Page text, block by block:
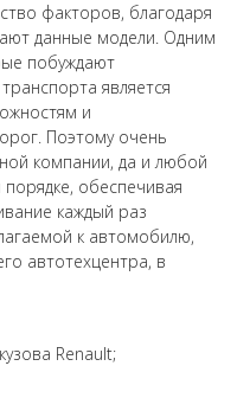
факторов, благодаря
данные модели. Одним
побуждают
является
и
Поэтому очень
компании, да и любой
обеспечивая
каждый раз
к автомобилю,
автотехцентра, в
Renault;